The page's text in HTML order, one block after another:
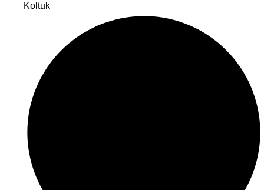
Koltuk